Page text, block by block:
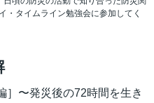
・タイムライン勉強会に参加してく
］〜発災後の72時間を生き